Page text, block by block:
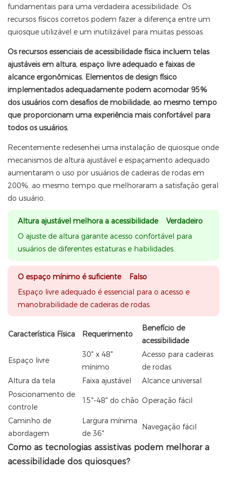
fundamentais para uma verdadeira acessibilidade. Os
recursos físicos corretos podem fazer a diferença entre um
quiosque utilizável e um inutilizável para muitas pessoas.
Os recursos essenciais de acessibilidade física incluem telas
ajustáveis ​​em altura, espaço livre adequado e faixas de
alcance ergonômicas. Elementos de design físico
implementados adequadamente podem acomodar 95%
dos usuários com desafios de mobilidade, ao mesmo tempo
que proporcionam uma experiência mais confortável para
todos os usuários.
Recentemente redesenhei uma instalação de quiosque onde
mecanismos de altura ajustável e espaçamento adequado
aumentaram o uso por usuários de cadeiras de rodas em
200%, ao mesmo tempo que melhoraram a satisfação geral
do usuário.
Altura ajustável melhora a acessibilidade Verdadeiro
O ajuste de altura garante acesso confortável para
usuários de diferentes estaturas e habilidades.
O espaço mínimo é suficiente Falso
Espaço livre adequado é essencial para o acesso e
manobrabilidade de cadeiras de rodas.
Característica Física Requerimento
Benefício de
acessibilidade
Espaço livre
30" x 48"
mínimo
Acesso para cadeiras
de rodas
Altura da tela
Faixa ajustável
Alcance universal
Posicionamento de
controle
15"-48" do chão Operação fácil
Caminho de
abordagem
Largura mínima
de 36"
Navegação fácil
Como as tecnologias assistivas podem melhorar a
acessibilidade dos quiosques?